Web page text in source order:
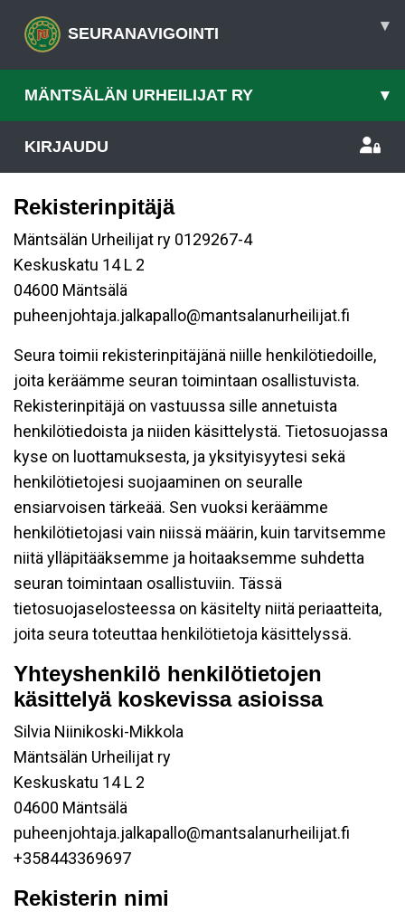
SEURANAVIGOINTI ▾
MÄNTSÄLÄN URHEILIJAT RY ▾
KIRJAUDU
Rekisterinpitäjä
Mäntsälän Urheilijat ry 0129267-4
Keskuskatu 14 L 2
04600 Mäntsälä
puheenjohtaja.jalkapallo@mantsalanurheilijat.fi
Seura toimii rekisterinpitäjänä niille henkilötiedoille,
joita keräämme seuran toimintaan osallistuvista.
Rekisterinpitäjä on vastuussa sille annetuista
henkilötiedoista ja niiden käsittelystä. Tietosuojassa
kyse on luottamuksesta, ja yksityisyytesi sekä
henkilötietojesi suojaaminen on seuralle
ensiarvoisen tärkeää. Sen vuoksi keräämme
henkilötietojasi vain niissä määrin, kuin tarvitsemme
niitä ylläpitääksemme ja hoitaaksemme suhdetta
seuran toimintaan osallistuviin. Tässä
tietosuojaselosteessa on käsitelty niitä periaatteita,
joita seura toteuttaa henkilötietoja käsittelyssä.
Yhteyshenkilö henkilötietojen
käsittelyä koskevissa asioissa
Silvia Niinikoski-Mikkola
Mäntsälän Urheilijat ry
Keskuskatu 14 L 2
04600 Mäntsälä
puheenjohtaja.jalkapallo@mantsalanurheilijat.fi
+358443369697
Rekisterin nimi